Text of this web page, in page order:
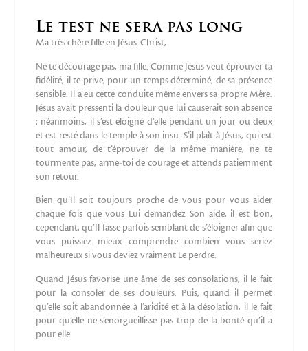
Le test ne sera pas long
Ma très chère fille en Jésus-Christ,
Ne te décourage pas, ma fille. Comme Jésus veut éprouver ta
fidélité, il te prive, pour un temps déterminé, de sa présence
sensible. Il a eu cette conduite même envers sa propre Mère.
Jésus avait pressenti la douleur que lui causerait son absence
; néanmoins, il s’est éloigné d’elle pendant un jour ou deux
et est resté dans le temple à son insu. S’il plaît à Jésus, qui est
tout amour, de t’éprouver de la même manière, ne te
tourmente pas, arme-toi de courage et attends patiemment
son retour.
Bien qu’Il soit toujours proche de vous pour vous aider
chaque fois que vous Lui demandez Son aide, il est bon,
cependant, qu’Il fasse parfois semblant de s’éloigner afin que
vous puissiez mieux comprendre combien vous seriez
malheureux si vous deviez vraiment Le perdre.
Quand Jésus favorise une âme de ses consolations, il le fait
pour la consoler de ses douleurs. Puis, quand il permet
qu’elle soit abandonnée à l’aridité et à la désolation, il le fait
pour qu’elle ne s’enorgueillisse pas trop de la bonté qu’il a
pour elle.